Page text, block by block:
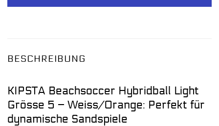
BESCHREIBUNG
KIPSTA Beachsoccer Hybridball Light
Grösse 5 – Weiss/Orange: Perfekt für
dynamische Sandspiele